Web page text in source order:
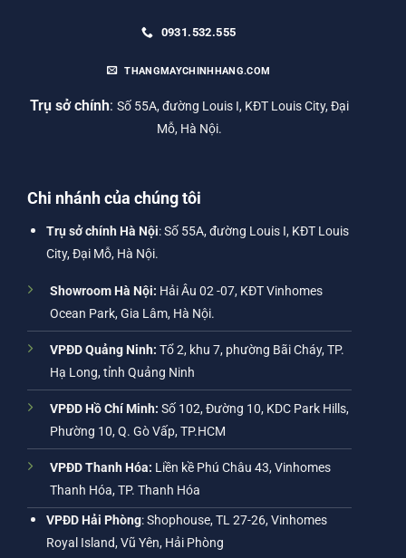
0931.532.555
THANGMAYCHINHHANG.COM
Trụ sở chính: Số 55A, đường Louis I, KĐT Louis City, Đại
Mỗ, Hà Nội.
Chi nhánh của chúng tôi
Trụ sở chính Hà Nội: Số 55A, đường Louis I, KĐT Louis
City, Đại Mỗ, Hà Nội.
Showroom Hà Nội: Hải Âu 02 -07, KĐT Vinhomes
Ocean Park, Gia Lâm, Hà Nội.
VPĐD Quảng Ninh: Tổ 2, khu 7, phường Bãi Cháy, TP.
Hạ Long, tỉnh Quảng Ninh
VPĐD Hồ Chí Minh: Số 102, Đường 10, KDC Park Hills,
Phường 10, Q. Gò Vấp, TP.HCM
VPĐD Thanh Hóa: Liền kề Phú Châu 43, Vinhomes
Thanh Hóa, TP. Thanh Hóa
VPĐD Hải Phòng: Shophouse, TL 27-26, Vinhomes
Royal Island, Vũ Yên, Hải Phòng